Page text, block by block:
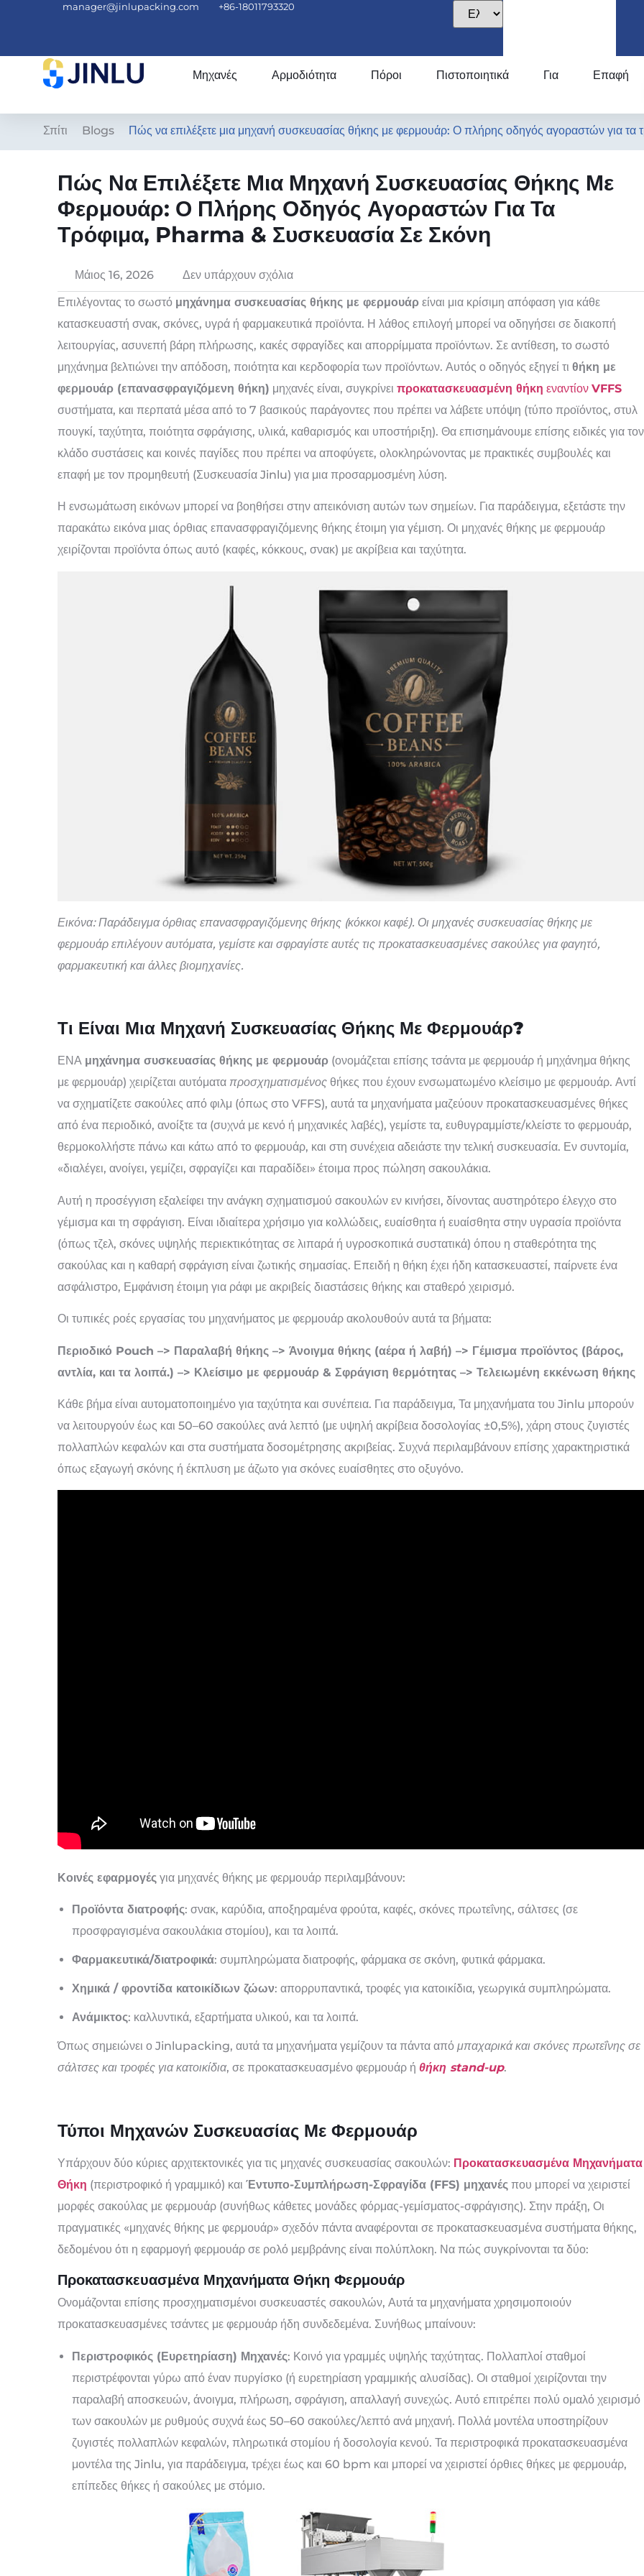
manager@jinlupacking.com +86-18011793320
Μηχανές Αρμοδιότητα Πόροι Πιστοποιητικά Για Επαφή
Σπίτι Blogs Πώς να επιλέξετε μια μηχανή συσκευασίας θήκης με φερμουάρ: Ο πλήρης οδηγός αγοραστών για
Πώς Να Επιλέξετε Μια Μηχανή Συσκευασίας Θήκης Με
Φερμουάρ: Ο Πλήρης Οδηγός Αγοραστών Για Τα
Τρόφιμα, Pharma & Συσκευασία Σε Σκόνη
Μάιος 16, 2026
Δεν υπάρχουν σχόλια
Επιλέγοντας το σωστό μηχάνημα συσκευασίας θήκης με φερμουάρ είναι μια κρίσιμη απόφαση για κάθε
κατασκευαστή σνακ, σκόνες, υγρά ή φαρμακευτικά προϊόντα. Η λάθος επιλογή μπορεί να οδηγήσει σε διακοπή
λειτουργίας, ασυνεπή βάρη πλήρωσης, κακές σφραγίδες και απορρίμματα προϊόντων. Σε αντίθεση, το σωστό
μηχάνημα βελτιώνει την απόδοση, ποιότητα και κερδοφορία των προϊόντων. Αυτός ο οδηγός εξηγεί τι θήκη με
φερμουάρ (επανασφραγιζόμενη θήκη) μηχανές είναι, συγκρίνει προκατασκευασμένη θήκη εναντίον VFFS
συστήματα, και περπατά μέσα από το 7 βασικούς παράγοντες που πρέπει να λάβετε υπόψη (τύπο προϊόντος, στυλ
πουγκί, ταχύτητα, ποιότητα σφράγισης, υλικά, καθαρισμός και υποστήριξη). Θα επισημάνουμε επίσης ειδικές για τον
κλάδο συστάσεις και κοινές παγίδες που πρέπει να αποφύγετε, ολοκληρώνοντας με πρακτικές συμβουλές και
επαφή με τον προμηθευτή (Συσκευασία Jinlu) για μια προσαρμοσμένη λύση.
Η ενσωμάτωση εικόνων μπορεί να βοηθήσει στην απεικόνιση αυτών των σημείων. Για παράδειγμα, εξετάστε την
παρακάτω εικόνα μιας όρθιας επανασφραγιζόμενης θήκης έτοιμη για γέμιση. Οι μηχανές θήκης με φερμουάρ
χειρίζονται προϊόντα όπως αυτό (καφές, κόκκους, σνακ) με ακρίβεια και ταχύτητα.
Εικόνα: Παράδειγμα όρθιας επανασφραγιζόμενης θήκης (κόκκοι καφέ). Οι μηχανές συσκευασίας θήκης με
φερμουάρ επιλέγουν αυτόματα, γεμίστε και σφραγίστε αυτές τις προκατασκευασμένες σακούλες για φαγητό,
φαρμακευτική και άλλες βιομηχανίες.
Τι Είναι Μια Μηχανή Συσκευασίας Θήκης Με Φερμουάρ?
ΕΝΑ μηχάνημα συσκευασίας θήκης με φερμουάρ (ονομάζεται επίσης τσάντα με φερμουάρ ή μηχάνημα θήκης
με φερμουάρ) χειρίζεται αυτόματα προσχηματισμένος θήκες που έχουν ενσωματωμένο κλείσιμο με φερμουάρ. Αντί
να σχηματίζετε σακούλες από φιλμ (όπως στο VFFS), αυτά τα μηχανήματα μαζεύουν προκατασκευασμένες θήκες
από ένα περιοδικό, ανοίξτε τα (συχνά με κενό ή μηχανικές λαβές), γεμίστε τα, ευθυγραμμίστε/κλείστε το φερμουάρ,
θερμοκολλήστε πάνω και κάτω από το φερμουάρ, και στη συνέχεια αδειάστε την τελική συσκευασία. Εν συντομία,
«διαλέγει, ανοίγει, γεμίζει, σφραγίζει και παραδίδει» έτοιμα προς πώληση σακουλάκια.
Αυτή η προσέγγιση εξαλείφει την ανάγκη σχηματισμού σακουλών εν κινήσει, δίνοντας αυστηρότερο έλεγχο στο
γέμισμα και τη σφράγιση. Είναι ιδιαίτερα χρήσιμο για κολλώδεις, ευαίσθητα ή ευαίσθητα στην υγρασία προϊόντα
(όπως τζελ, σκόνες υψηλής περιεκτικότητας σε λιπαρά ή υγροσκοπικά συστατικά) όπου η σταθερότητα της
σακούλας και η καθαρή σφράγιση είναι ζωτικής σημασίας. Επειδή η θήκη έχει ήδη κατασκευαστεί, παίρνετε ένα
ασφάλιστρο, Εμφάνιση έτοιμη για ράφι με ακριβείς διαστάσεις θήκης και σταθερό χειρισμό.
Οι τυπικές ροές εργασίας του μηχανήματος με φερμουάρ ακολουθούν αυτά τα βήματα:
Περιοδικό Pouch –> Παραλαβή θήκης –> Άνοιγμα θήκης (αέρα ή λαβή) –> Γέμισμα προϊόντος (βάρος,
αντλία, και τα λοιπά.) –> Κλείσιμο με φερμουάρ & Σφράγιση θερμότητας –> Τελειωμένη εκκένωση θήκης
Κάθε βήμα είναι αυτοματοποιημένο για ταχύτητα και συνέπεια. Για παράδειγμα, Τα μηχανήματα του Jinlu μπορούν
να λειτουργούν έως και 50–60 σακούλες ανά λεπτό (με υψηλή ακρίβεια δοσολογίας ±0,5%), χάρη στους ζυγιστές
πολλαπλών κεφαλών και στα συστήματα δοσομέτρησης ακριβείας. Συχνά περιλαμβάνουν επίσης χαρακτηριστικά
όπως εξαγωγή σκόνης ή έκπλυση με άζωτο για σκόνες ευαίσθητες στο οξυγόνο.
Κοινές εφαρμογές για μηχανές θήκης με φερμουάρ περιλαμβάνουν:
Προϊόντα διατροφής: σνακ, καρύδια, αποξηραμένα φρούτα, καφές, σκόνες πρωτεΐνης, σάλτσες (σε
προσφραγισμένα σακουλάκια στομίου), και τα λοιπά.
Φαρμακευτικά/διατροφικά: συμπληρώματα διατροφής, φάρμακα σε σκόνη, φυτικά φάρμακα.
Χημικά / φροντίδα κατοικίδιων ζώων: απορρυπαντικά, τροφές για κατοικίδια, γεωργικά συμπληρώματα.
Ανάμικτος: καλλυντικά, εξαρτήματα υλικού, και τα λοιπά.
Όπως σημειώνει ο Jinlupacking, αυτά τα μηχανήματα γεμίζουν τα πάντα από μπαχαρικά και σκόνες πρωτεΐνης σε
σάλτσες και τροφές για κατοικίδια, σε προκατασκευασμένο φερμουάρ ή θήκη stand-up.
Τύποι Μηχανών Συσκευασίας Με Φερμουάρ
Υπάρχουν δύο κύριες αρχιτεκτονικές για τις μηχανές συσκευασίας σακουλών: Προκατασκευασμένα Μηχανήματα
Θήκη (περιστροφικό ή γραμμικό) και Έντυπο-Συμπλήρωση-Σφραγίδα (FFS) μηχανές που μπορεί να χειριστεί
μορφές σακούλας με φερμουάρ (συνήθως κάθετες μονάδες φόρμας-γεμίσματος-σφράγισης). Στην πράξη, Οι
πραγματικές «μηχανές θήκης με φερμουάρ» σχεδόν πάντα αναφέρονται σε προκατασκευασμένα συστήματα θήκης,
δεδομένου ότι η εφαρμογή φερμουάρ σε ρολό μεμβράνης είναι πολύπλοκη. Να πώς συγκρίνονται τα δύο:
Προκατασκευασμένα Μηχανήματα Θήκη Φερμουάρ
Ονομάζονται επίσης προσχηματισμένοι συσκευαστές σακουλών, Αυτά τα μηχανήματα χρησιμοποιούν
προκατασκευασμένες τσάντες με φερμουάρ ήδη συνδεδεμένα. Συνήθως μπαίνουν:
Περιστροφικός (Ευρετηρίαση) Μηχανές: Κοινό για γραμμές υψηλής ταχύτητας. Πολλαπλοί σταθμοί
περιστρέφονται γύρω από έναν πυργίσκο (ή ευρετηρίαση γραμμικής αλυσίδας). Οι σταθμοί χειρίζονται την
παραλαβή αποσκευών, άνοιγμα, πλήρωση, σφράγιση, απαλλαγή συνεχώς. Αυτό επιτρέπει πολύ ομαλό χειρισμό
των σακουλών με ρυθμούς συχνά έως 50–60 σακούλες/λεπτό ανά μηχανή. Πολλά μοντέλα υποστηρίζουν
ζυγιστές πολλαπλών κεφαλών, πληρωτικά στομίου ή δοσολογία κενού. Τα περιστροφικά προκατασκευασμένα
μοντέλα της Jinlu, για παράδειγμα, τρέχει έως και 60 bpm και μπορεί να χειριστεί όρθιες θήκες με φερμουάρ,
επίπεδες θήκες ή σακούλες με στόμιο.